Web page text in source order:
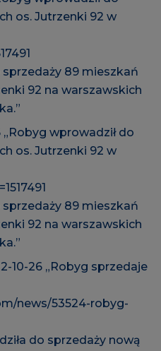
os. Jutrzenki 92 w
sprzedaży 89 mieszkań
92 na warszawskich
„Robyg wprowadził do
os. Jutrzenki 92 w
sprzedaży 89 mieszkań
92 na warszawskich
10-26 „Robyg sprzedaje
news/53524-robyg-
do sprzedaży nową